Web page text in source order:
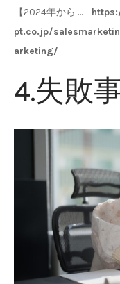
【2024年から … –
pt.co.jp/
arketing/
4.失敗